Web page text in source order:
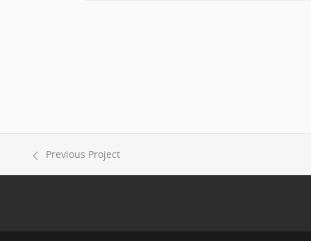
Previous Project